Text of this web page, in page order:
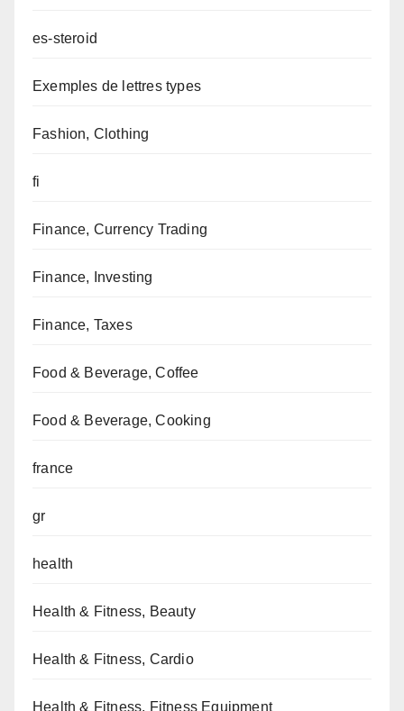
es-steroid
Exemples de lettres types
Fashion, Clothing
fi
Finance, Currency Trading
Finance, Investing
Finance, Taxes
Food & Beverage, Coffee
Food & Beverage, Cooking
france
gr
health
Health & Fitness, Beauty
Health & Fitness, Cardio
Health & Fitness, Fitness Equipment